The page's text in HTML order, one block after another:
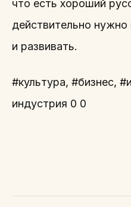
что есть хороший
действительно
и развивать.
#культура, #бизнес,
индустрия 0 0